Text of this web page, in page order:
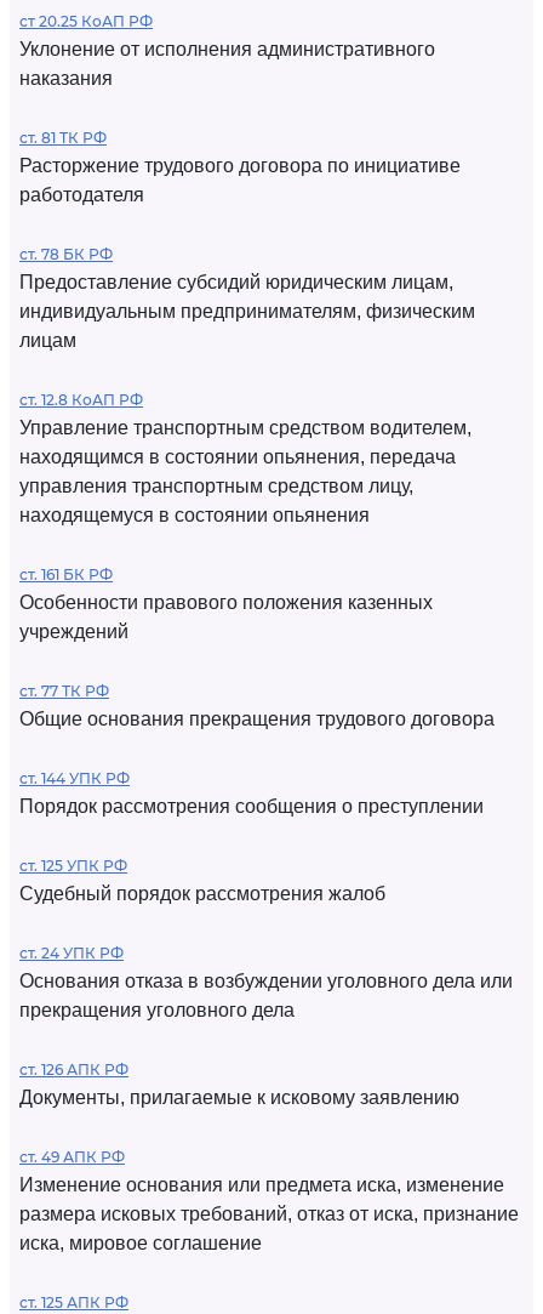
ст 20.25 КоАП РФ
Уклонение от исполнения административного
наказания
ст. 81 ТК РФ
Расторжение трудового договора по инициативе
работодателя
ст. 78 БК РФ
Предоставление субсидий юридическим лицам,
индивидуальным предпринимателям, физическим
лицам
ст. 12.8 КоАП РФ
Управление транспортным средством водителем,
находящимся в состоянии опьянения, передача
управления транспортным средством лицу,
находящемуся в состоянии опьянения
ст. 161 БК РФ
Особенности правового положения казенных
учреждений
ст. 77 ТК РФ
Общие основания прекращения трудового договора
ст. 144 УПК РФ
Порядок рассмотрения сообщения о преступлении
ст. 125 УПК РФ
Судебный порядок рассмотрения жалоб
ст. 24 УПК РФ
Основания отказа в возбуждении уголовного дела или
прекращения уголовного дела
ст. 126 АПК РФ
Документы, прилагаемые к исковому заявлению
ст. 49 АПК РФ
Изменение основания или предмета иска, изменение
размера исковых требований, отказ от иска, признание
иска, мировое соглашение
ст. 125 АПК РФ